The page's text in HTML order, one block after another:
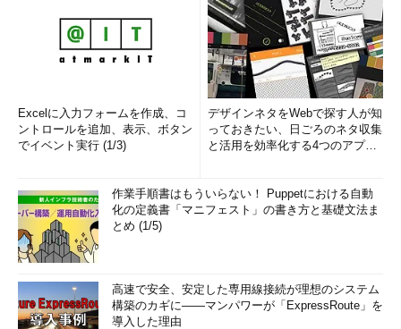
Excelに入力フォームを作成、コ
ントロールを追加、表示、ボタン
でイベント実行 (1/3)
デザインネタをWebで探す人が知
っておきたい、日ごろのネタ収集
と活用を効率化する4つのアプリ
作業手順書はもういらない！ Puppetにおける自動
化の定義書「マニフェスト」の書き方と基礎文法ま
とめ (1/5)
高速で安全、安定した専用線接続が理想のシステム
構築のカギに――マンパワーが「ExpressRoute」を
導入した理由